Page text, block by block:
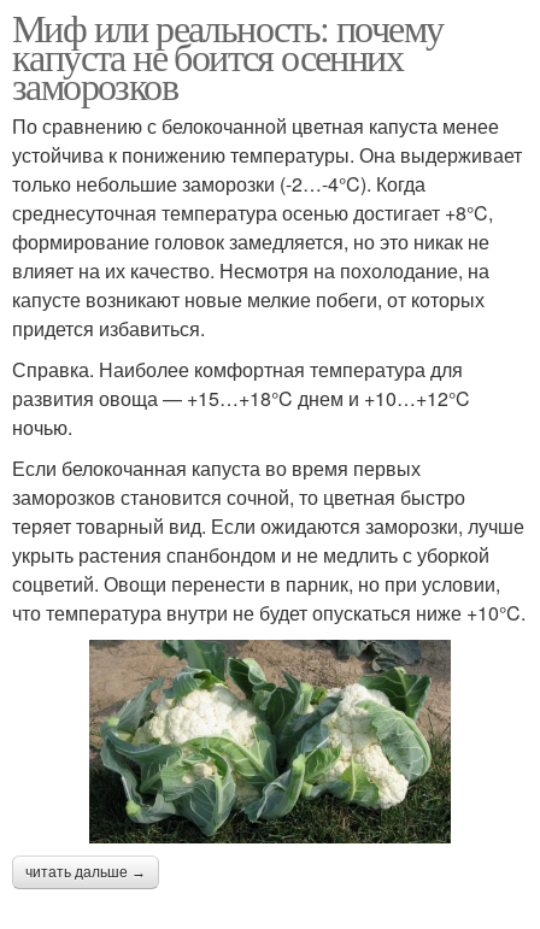
Миф или реальность: почему
капуста не боится осенних
заморозков
По сравнению с белокочанной цветная капуста менее
устойчива к понижению температуры. Она выдерживает
только небольшие заморозки (-2…-4°C). Когда
среднесуточная температура осенью достигает +8°C,
формирование головок замедляется, но это никак не
влияет на их качество. Несмотря на похолодание, на
капусте возникают новые мелкие побеги, от которых
придется избавиться.
Справка. Наиболее комфортная температура для
развития овоща — +15…+18°C днем и +10…+12°C
ночью.
Если белокочанная капуста во время первых
заморозков становится сочной, то цветная быстро
теряет товарный вид. Если ожидаются заморозки, лучше
укрыть растения спанбондом и не медлить с уборкой
соцветий. Овощи перенести в парник, но при условии,
что температура внутри не будет опускаться ниже +10°C.
читать дальше →